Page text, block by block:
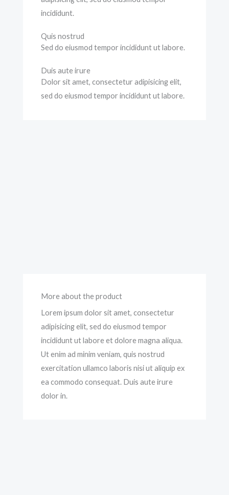
incididunt.
Quis nostrud
Sed do eiusmod tempor incididunt ut labore.
Duis aute irure
Dolor sit amet, consectetur adipisicing elit,
sed do eiusmod tempor incididunt ut labore.
More about the product
Lorem ipsum dolor sit amet, consectetur
adipisicing elit, sed do eiusmod tempor
incididunt ut labore et dolore magna aliqua.
Ut enim ad minim veniam, quis nostrud
exercitation ullamco laboris nisi ut aliquip ex
ea commodo consequat. Duis aute irure
dolor in.